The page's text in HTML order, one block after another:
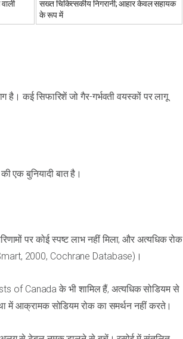
सख्त चिकित्सकीय निगरानी; आहार केवल सहायक
के रूप में
कई सिफारिशें जो गैर-गर्भवती वयस्कों पर लागू
एक बुनियादी बात है।
पर कोई स्पष्ट लाभ नहीं मिला, और अत्यधिक रोक
2000, Cochrane Database)।
of Canada के भी शामिल हैं, अत्यधिक सोडियम से
में आक्रामक सोडियम रोक का समर्थन नहीं करते।